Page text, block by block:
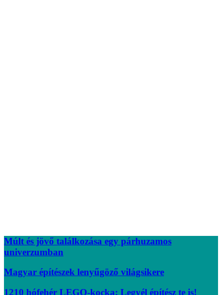
Múlt és jövő találkozása egy párhuzamos
univerzumban
Magyar építészek lenyűgöző világsikere
1210 hófehér LEGO-kocka: Legyél építész te is!